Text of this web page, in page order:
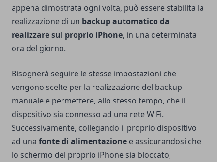
appena dimostrata ogni volta, può essere stabilita la
realizzazione di un backup automatico da
realizzare sul proprio iPhone, in una determinata
ora del giorno.
Bisognerà seguire le stesse impostazioni che
vengono scelte per la realizzazione del backup
manuale e permettere, allo stesso tempo, che il
dispositivo sia connesso ad una rete WiFi.
Successivamente, collegando il proprio dispositivo
ad una fonte di alimentazione e assicurandosi che
lo schermo del proprio iPhone sia bloccato,